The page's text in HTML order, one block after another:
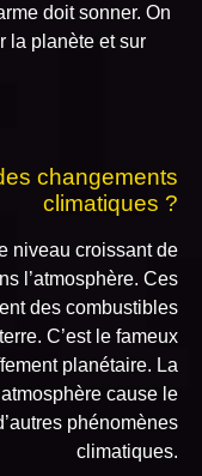
doit sonner. On
la planète et sur
changements
climatiques ?
niveau croissant de
l’atmosphère. Ces
des combustibles
C’est le fameux
planétaire. La
cause le
phénomènes
climatiques.